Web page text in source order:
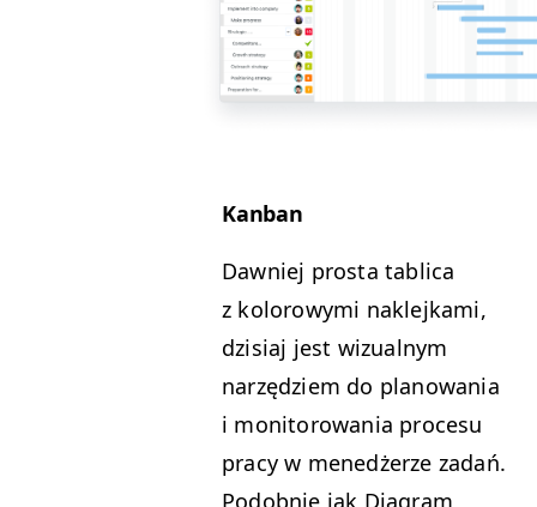
Kan­ban
Dawniej pros­ta tabli­ca
z kolorowy­mi nakle­jka­mi,
dzisi­aj jest wiz­ual­nym
narzędziem do planowa­nia
i mon­i­torowa­nia pro­ce­su
pra­cy w menedżerze zadań.
Podob­nie jak Dia­gram